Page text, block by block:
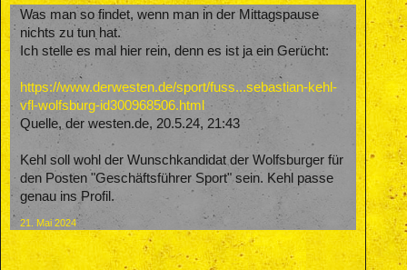
Was man so findet, wenn man in der Mittagspause
nichts zu tun hat.
Ich stelle es mal hier rein, denn es ist ja ein Gerücht:
https://www.derwesten.de/sport/fuss...sebastian-kehl-
vfl-wolfsburg-id300968506.html
Quelle, der westen.de, 20.5.24, 21:43
Kehl soll wohl der Wunschkandidat der Wolfsburger für
den Posten "Geschäftsführer Sport" sein. Kehl passe
genau ins Profil.
21. Mai 2024